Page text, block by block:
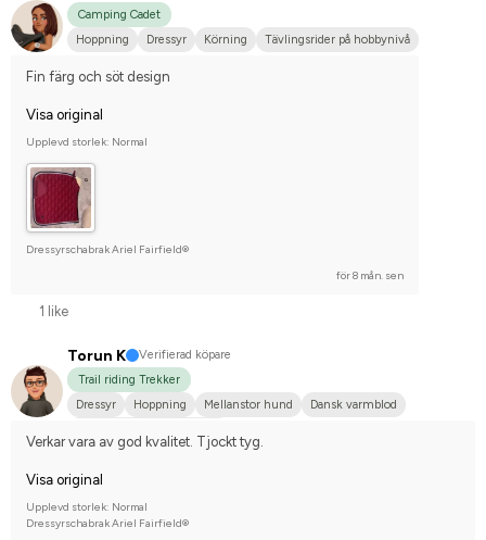
Camping Cadet
Hoppning
Dressyr Körning Tävlingsrider på hobbynivå
Fin färg och söt design
Visa original
Upplevd storlek: Normal
Dressyrschabrak Ariel Fairfield®
för 8 mån. sen
1 like
Torun K
Verifierad köpare
Trail riding Trekker
Dressyr
Hoppning Mellanstor hund
Dansk varmblod
Verkar vara av god kvalitet. Tjockt tyg.
Visa original
Upplevd storlek: Normal
Dressyrschabrak Ariel Fairfield®